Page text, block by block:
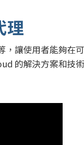
理
讓使用者能夠在
的解決方案和技